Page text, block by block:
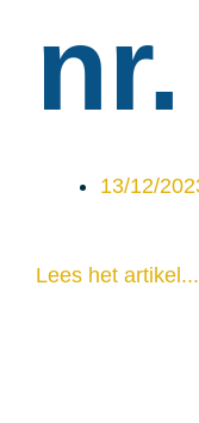
13/12/
Lees het artikel...